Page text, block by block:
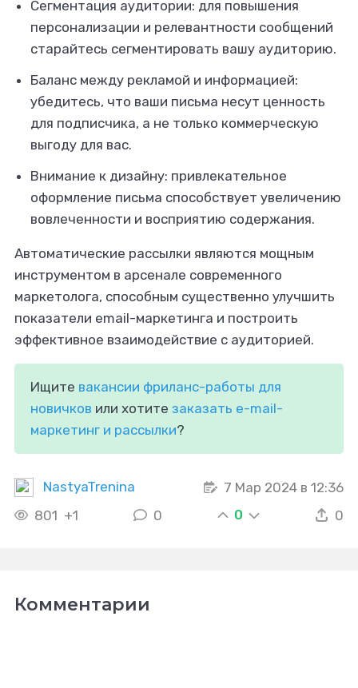
Сегментация аудитории: для повышения
персонализации и релевантности сообщений
старайтесь сегментировать вашу аудиторию.
Баланс между рекламой и информацией:
убедитесь, что ваши письма несут ценность
для подписчика, а не только коммерческую
выгоду для вас.
Внимание к дизайну: привлекательное
оформление письма способствует увеличению
вовлеченности и восприятию содержания.
Автоматические рассылки являются мощным
инструментом в арсенале современного
маркетолога, способным существенно улучшить
показатели email-маркетинга и построить
эффективное взаимодействие с аудиторией.
Ищите вакансии фриланс-работы для
новичков или хотите заказать e-mail-
маркетинг и рассылки?
NastyaTrenina
7 Мар 2024 в 12:36
801 +1 0 0 0
Комментарии